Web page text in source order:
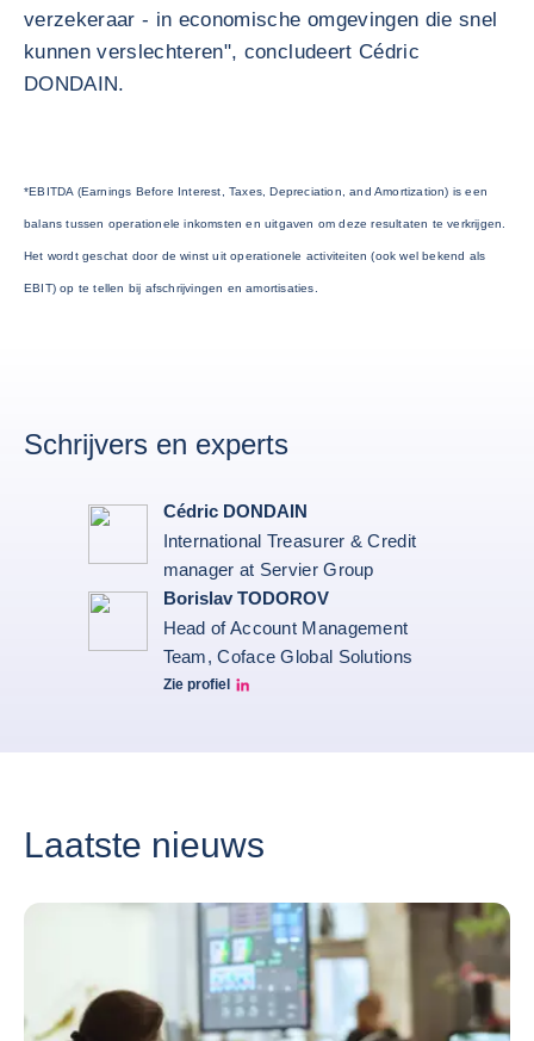
verzekeraar - in economische omgevingen die snel
kunnen verslechteren", concludeert Cédric
DONDAIN.
*EBITDA (Earnings Before Interest, Taxes, Depreciation, and Amortization) is een
balans tussen operationele inkomsten en uitgaven om deze resultaten te verkrijgen.
Het wordt geschat door de winst uit operationele activiteiten (ook wel bekend als
EBIT) op te tellen bij afschrijvingen en amortisaties.
Schrijvers en experts
Cédric DONDAIN
International Treasurer & Credit
manager at Servier Group
Borislav TODOROV
Head of Account Management
Team, Coface Global Solutions
Zie profiel
Borislav Todorov Linkedin profile
Laatste nieuws